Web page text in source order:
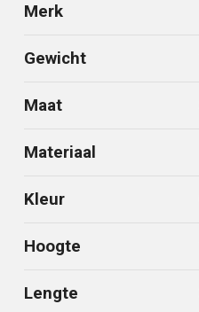
Merk
Gewicht
Maat
Materiaal
Kleur
Hoogte
Lengte